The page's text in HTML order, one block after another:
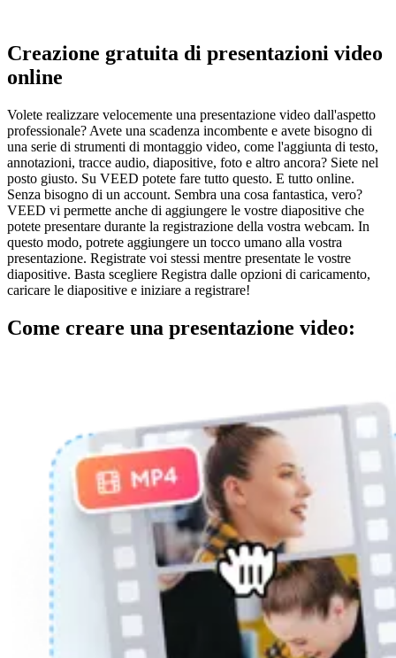
Creazione gratuita di presentazioni video
online
Volete realizzare velocemente una presentazione video dall'aspetto
professionale? Avete una scadenza incombente e avete bisogno di
una serie di strumenti di montaggio video, come l'aggiunta di testo,
annotazioni, tracce audio, diapositive, foto e altro ancora? Siete nel
posto giusto. Su VEED potete fare tutto questo. E tutto online.
Senza bisogno di un account. Sembra una cosa fantastica, vero?
VEED vi permette anche di aggiungere le vostre diapositive che
potete presentare durante la registrazione della vostra webcam. In
questo modo, potrete aggiungere un tocco umano alla vostra
presentazione. Registrate voi stessi mentre presentate le vostre
diapositive. Basta scegliere Registra dalle opzioni di caricamento,
caricare le diapositive e iniziare a registrare!
Come creare una presentazione video: